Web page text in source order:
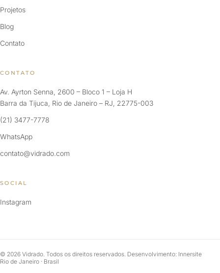
Projetos
Blog
Contato
CONTATO
Av. Ayrton Senna, 2600 – Bloco 1 – Loja H
Barra da Tijuca, Rio de Janeiro – RJ, 22775-003
(21) 3477-7778
WhatsApp
contato@vidrado.com
SOCIAL
Instagram
© 2026 Vidrado. Todos os direitos reservados. Desenvolvimento: Innersite
Rio de Janeiro · Brasil